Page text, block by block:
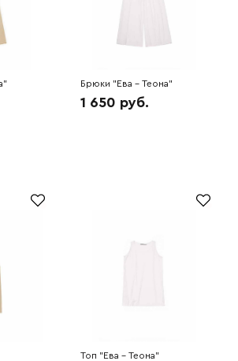
Брюки "Ева - Теона"
(молочный) 6H3102
1 650 руб.
Топ "Ева - Теона"